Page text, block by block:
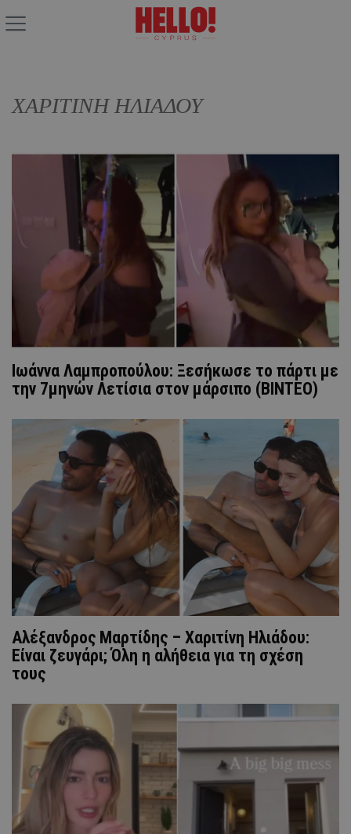
ΧΑΡΙΤΙΝΗ ΗΛΙΑΔΟΥ
Ιωάννα Λαμπροπούλου: Ξεσήκωσε το πάρτι με
την 7μηνών Λετίσια στον μάρσιπο (ΒΙΝΤΕΟ)
Αλέξανδρος Μαρτίδης – Χαριτίνη Ηλιάδου:
Είναι ζευγάρι; Όλη η αλήθεια για τη σχέση
τους